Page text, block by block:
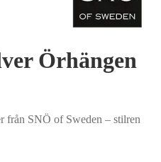
Örhängen
från SNÖ of Sweden – stilren